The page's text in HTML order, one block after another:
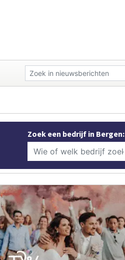
Zoek een bedrijf in Bergen: